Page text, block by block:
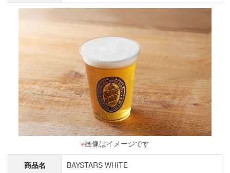
※画像はイメージです
商品名 BAYSTARS WHITE